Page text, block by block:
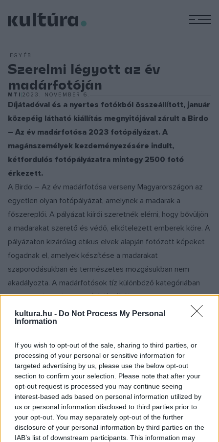
kultura.hu - Do Not Process My Personal
Information
If you wish to opt-out of the sale, sharing to third parties, or
processing of your personal or sensitive information for
targeted advertising by us, please use the below opt-out
section to confirm your selection. Please note that after your
opt-out request is processed you may continue seeing
interest-based ads based on personal information utilized by
us or personal information disclosed to third parties prior to
your opt-out. You may separately opt-out of the further
disclosure of your personal information by third parties on the
IAB’s list of downstream participants. This information may
EGYÉB
Szerelmi légyott az év
madárfotóján
MTI 2023. NOVEMBER 6.
Díjátadóval és a nyertes fotókból összeállított, január
közepéig látható kiállítás megnyitójával zárult a Birdo
– Az év madárfotósa 2023 fotópályázat. A
magánszemélyek kezdeményezésére indult,
kétfordulós fotópályázatra mintegy 2500 fotó
érkezett.
A Birdo – Az év madárfotósa verseny Magyarországon az
egyetlen olyan fotópályázat, amelynek a madarak a
főszereplői. A pályázat kiírói szeretnék elérni, hogy bővüljön
a madarakat szerető és védő, elkötelezett emberek köre. A
pályázaton kizárólag etikus elvek alapján fotózott képeket
fogadnak el, amelyek készítése a madarakat
szaporodásukban és természetes mozgásukban nem
akadályozta. A madárfotósok tíz különböző kategóriában
versenyezhettek, nevezési díj nélkül.
A Fővárosi Állat- és Növénykertben, az Óriások
kategórianyertes és különdíjas fotók kaptak elismerést.
Ebben az évben bővült a Dokumentum kategóriába nevezők
köre, növelve az esélyét annak, hogy jövőre még többen
nyújtsanak be madár- és élőhelyvédelmi projekteket
bemutató fotósorozatot.
A fotópályázat összesített fődíjasa, a Birdo – Az év